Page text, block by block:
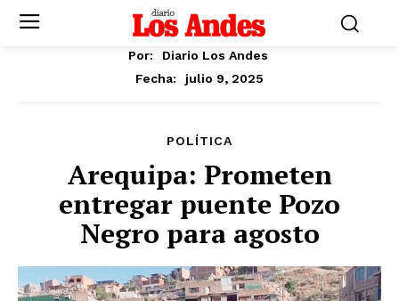
Por:
Diario Los Andes
Fecha:
julio 9, 2025
POLÍTICA
Arequipa: Prometen
entregar puente Pozo
Negro para agosto